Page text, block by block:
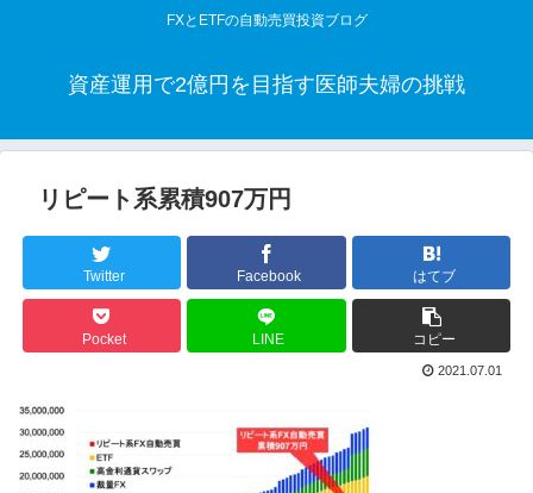
FXとETFの自動売買投資ブログ
資産運用で2億円を目指す医師夫婦の挑戦
リピート系累積907万円
Twitter Facebook はてブ
Pocket LINE コピー
2021.07.01